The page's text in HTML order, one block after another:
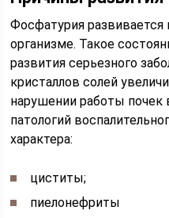
Фосфатурия
организме. Такое
развития серьезного
кристаллов солей
нарушении работы почек
патологий
характера:
циститы;
пиелонефриты